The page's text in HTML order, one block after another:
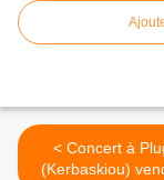
< Concert à Pluguffan
(Kerbaskiou)